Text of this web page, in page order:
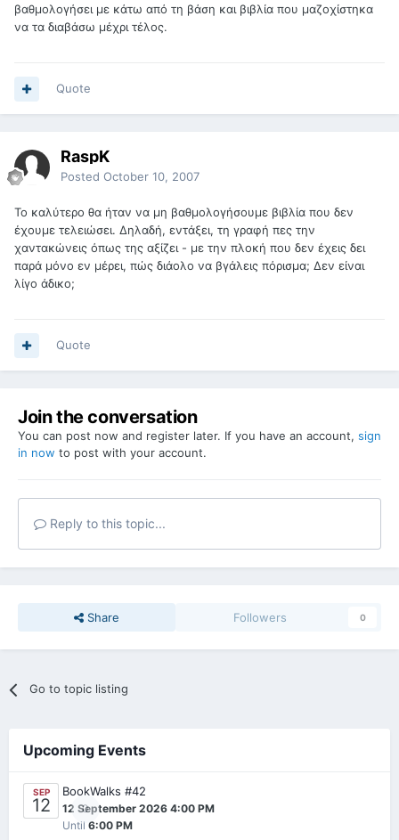
βαθμολογήσει με κάτω από τη βάση και βιβλία που μαζοχίστηκα
να τα διαβάσω μέχρι τέλος.
Quote
RaspK
Posted October 10, 2007
Το καλύτερο θα ήταν να μη βαθμολογήσουμε βιβλία που δεν
έχουμε τελειώσει. Δηλαδή, εντάξει, τη γραφή πες την
χαντακώνεις όπως της αξίζει - με την πλοκή που δεν έχεις δει
παρά μόνο εν μέρει, πώς διάολο να βγάλεις πόρισμα; Δεν είναι
λίγο άδικο;
Quote
Join the conversation
You can post now and register later. If you have an account, sign
in now to post with your account.
Reply to this topic...
Share Followers 0
Go to topic listing
Upcoming Events
SEP
12 0
BookWalks #42
12 September 2026 4:00 PM
Until 6:00 PM